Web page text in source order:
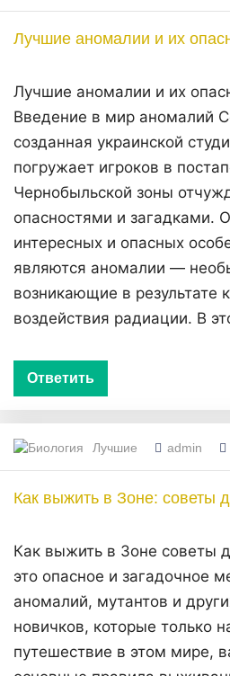
Лучшие аномалии и их
Лучшие аномалии и их
Введение в мир аномалий
созданная украинской
погружает игроков в
Чернобыльской зоны
опасностями и загадками.
интересных и опасных
являются аномалии —
возникающие в результате
воздействия радиации. В
Ответить
Лучшие admin
Как выжить в Зоне: советы
Как выжить в Зоне советы
это опасное и загадочное
аномалий, мутантов и
новичков, которые только
путешествие в этом мире,